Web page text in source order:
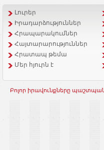
Լուրեր
Իրադարձություններ
Հրապարակումներ
Հայտարարություններ
Հրատապ թեմա
Մեր հյուրն է
Բոլոր իրավունքները